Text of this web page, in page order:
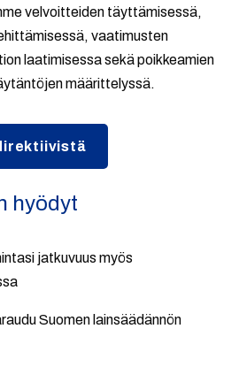
velvoitteiden täyttämisessä,
vaatimusten
laatimisessa sekä poikkeamien
määrittelyssä.
hyödyt
jatkuvuus myös
Suomen lainsäädännön